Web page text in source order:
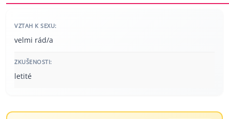
VZTAH K SEXU:
velmi rád/a
ZKUŠENOSTI:
letité